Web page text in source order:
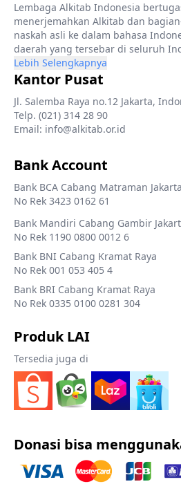
Lembaga Alkitab Indonesia
menerjemahkan Alkitab dan
naskah asli ke dalam bahasa
daerah yang tersebar di seluruh
Lebih Selengkapnya
Kantor Pusat
Jl. Salemba Raya no.12 Jakarta,
Telp. (021) 314 28 90
Email: info@alkitab.or.id
Bank Account
Bank BCA Cabang Matraman Jakarta
No Rek 3423 0162 61
Bank Mandiri Cabang Gambir
No Rek 1190 0800 0012 6
Bank BNI Cabang Kramat Raya
No Rek 001 053 405 4
Bank BRI Cabang Kramat Raya
No Rek 0335 0100 0281 304
Produk LAI
Tersedia juga di
Donasi bisa